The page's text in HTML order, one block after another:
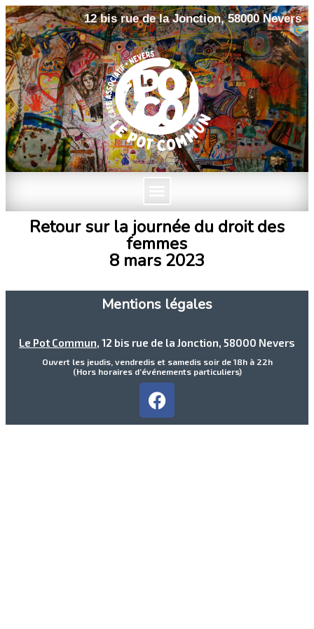
12 bis rue de la Jonction, 58000 Nevers
Retour sur la journée du droit des
femmes
8 mars 2023
Mentions légales
Le Pot Commun, 12 bis rue de la Jonction, 58000 Nevers
Ouvert les jeudis, vendredis et samedis soir de 18h à 22h
(Hors horaires d’événements particuliers)